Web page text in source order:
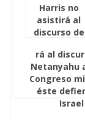
rá al
Netanyahu
Congreso
éste
Israel